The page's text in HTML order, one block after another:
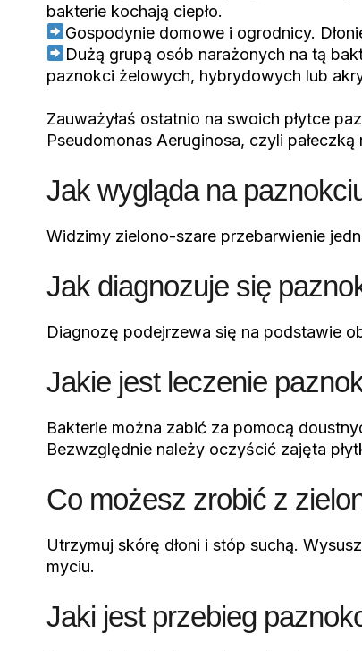
bakterie kochają ciepło.
Gospodynie domowe i ogrodnicy.
Dużą grupą osób narażonych na tą
paznokci żelowych, hybrydowych lub
Zauważyłaś ostatnio na swoich płytce
Pseudomonas Aeruginosa, czyli pałeczką
Jak wygląda na
Widzimy zielono-szare przebarwienie
Jak diagnozuje się
Diagnozę podejrzewa się na podstawie
Jakie jest leczenie
Bakterie można zabić za pomocą
Bezwzględnie należy oczyścić zajęta
Co możesz zrobić z
Utrzymuj skórę dłoni i stóp suchą.
myciu.
Jaki jest przebieg